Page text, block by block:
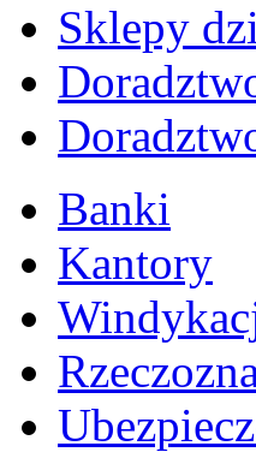
Sklepy
Banki
Kantory